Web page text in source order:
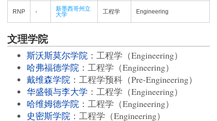
RNP -
新墨西哥州立
大学
工程学 Engineering
文理学院
斯沃斯莫尔学院 ：工程学（Engineering）
哈弗福德学院 ：工程学（Engineering）
戴维森学院 ：工程学预科（Pre-Engineering）
华盛顿与李大学 ：工程学（Engineering）
哈维姆德学院 ：工程学（Engineering）
史密斯学院 ：工程学（Engineering）